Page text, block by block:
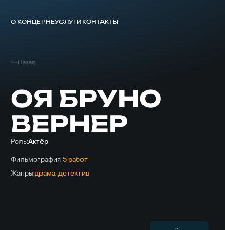
О КОНЦЕРНЕУСЛУГИКОНТАКТЫ
Назад
ОЯ БРУНО
ВЕРНЕР
Роль:Актёр
Фильмография:5 работ
Жанры:драма,детектив